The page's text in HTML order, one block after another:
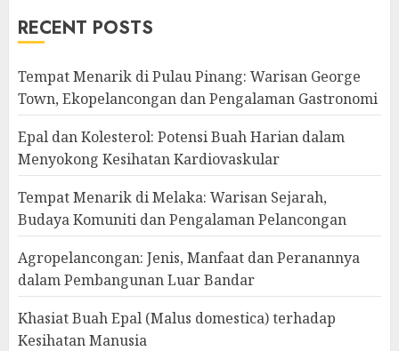
RECENT POSTS
Tempat Menarik di Pulau Pinang: Warisan George
Town, Ekopelancongan dan Pengalaman Gastronomi
Epal dan Kolesterol: Potensi Buah Harian dalam
Menyokong Kesihatan Kardiovaskular
Tempat Menarik di Melaka: Warisan Sejarah,
Budaya Komuniti dan Pengalaman Pelancongan
Agropelancongan: Jenis, Manfaat dan Peranannya
dalam Pembangunan Luar Bandar
Khasiat Buah Epal (Malus domestica) terhadap
Kesihatan Manusia